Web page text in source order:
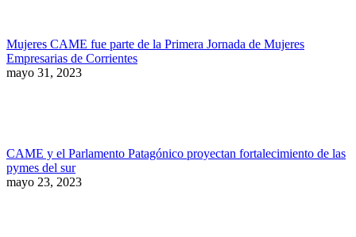
Mujeres CAME fue parte de la Primera Jornada de Mujeres
Empresarias de Corrientes
mayo 31, 2023
CAME y el Parlamento Patagónico proyectan fortalecimiento de las
pymes del sur
mayo 23, 2023